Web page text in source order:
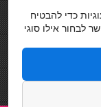
כדי להבטיח
אילו סוגי